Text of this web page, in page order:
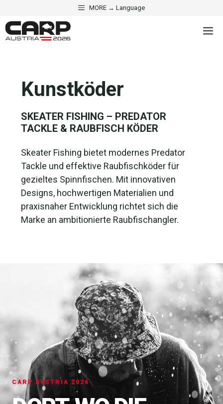
Inhalt
springen
MORE → Language
Kunstköder
SKEATER FISHING – PREDATOR
TACKLE & RAUBFISCH KÖDER
Skeater Fishing bietet modernes Predator
Tackle und effektive Raubfischköder für
gezieltes Spinnfischen. Mit innovativen
Designs, hochwertigen Materialien und
praxisnaher Entwicklung richtet sich die
Marke an ambitionierte Raubfischangler.
CARP AUSTRIA 2026